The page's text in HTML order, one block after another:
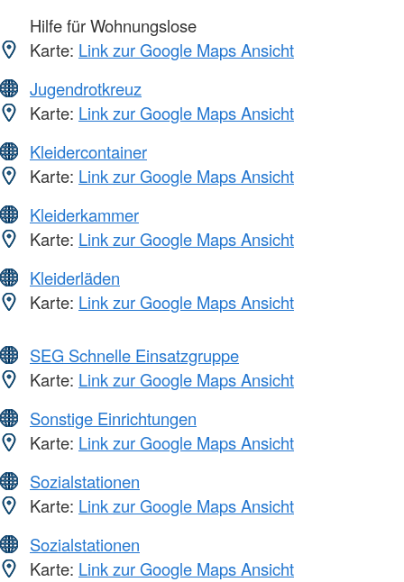
Hilfe für Wohnungslose
Karte: Link zur Google Maps Ansicht
Jugendrotkreuz
Karte: Link zur Google Maps Ansicht
Kleidercontainer
Karte: Link zur Google Maps Ansicht
Kleiderkammer
Karte: Link zur Google Maps Ansicht
Kleiderläden
Karte: Link zur Google Maps Ansicht
SEG Schnelle Einsatzgruppe
Karte: Link zur Google Maps Ansicht
Sonstige Einrichtungen
Karte: Link zur Google Maps Ansicht
Sozialstationen
Karte: Link zur Google Maps Ansicht
Sozialstationen
Karte: Link zur Google Maps Ansicht